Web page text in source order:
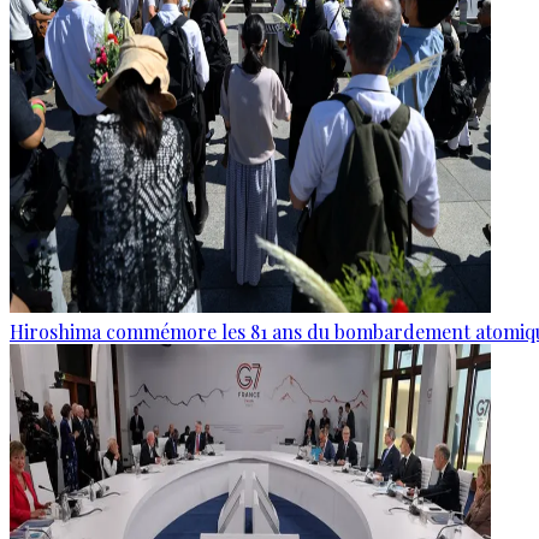
Hiroshima commémore les 81 ans du bombardement